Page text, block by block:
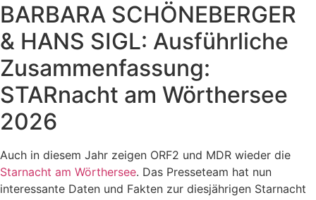
BARBARA SCHÖNEBERGER
& HANS SIGL: Ausführliche
Zusammenfassung:
STARnacht am Wörthersee
2026
Auch in diesem Jahr zeigen ORF2 und MDR wieder die
Starnacht am Wörthersee. Das Presseteam hat nun
interessante Daten und Fakten zur diesjährigen Starnacht